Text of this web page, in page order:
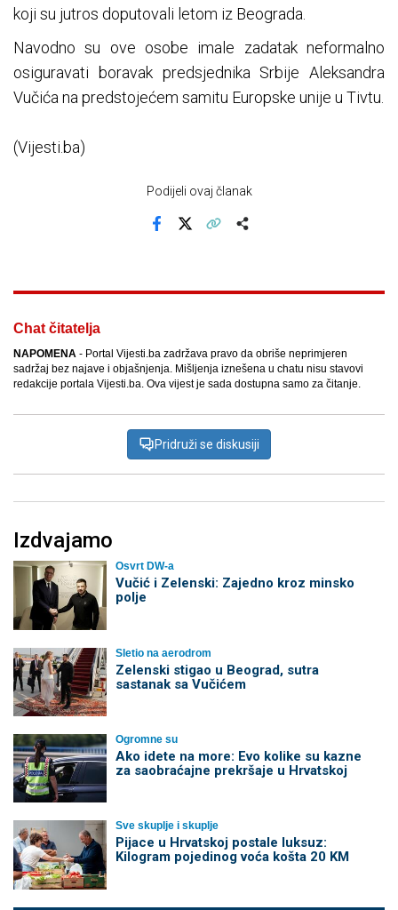
koji su jutros doputovali letom iz Beograda.
Navodno su ove osobe imale zadatak neformalno
osiguravati boravak predsjednika Srbije Aleksandra
Vučića na predstojećem samitu Europske unije u Tivtu.
(Vijesti.ba)
Podijeli ovaj članak
Chat čitatelja
NAPOMENA - Portal Vijesti.ba zadržava pravo da obriše neprimjeren
sadržaj bez najave i objašnjenja. Mišljenja iznešena u chatu nisu stavovi
redakcije portala Vijesti.ba. Ova vijest je sada dostupna samo za čitanje.
Pridruži se diskusiji
Izdvajamo
Osvrt DW-a
Vučić i Zelenski: Zajedno kroz minsko
polje
Sletio na aerodrom
Zelenski stigao u Beograd, sutra
sastanak sa Vučićem
Ogromne su
Ako idete na more: Evo kolike su kazne
za saobraćajne prekršaje u Hrvatskoj
Sve skuplje i skuplje
Pijace u Hrvatskoj postale luksuz:
Kilogram pojedinog voća košta 20 KM